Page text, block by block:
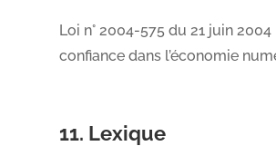
Loi n° 2004-575 du 21 juin
confiance dans l’économie
11. Lexique